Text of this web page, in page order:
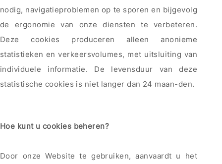
nodig, navigatieproblemen op te sporen en bijgevolg
de ergonomie van onze diensten te verbeteren.
Deze cookies produceren alleen anonieme
statistieken en verkeersvolumes, met uitsluiting van
individuele informatie. De levensduur van deze
statistische cookies is niet langer dan 24 maan-den.
Hoe kunt u cookies beheren?
Door onze Website te gebruiken, aanvaardt u het